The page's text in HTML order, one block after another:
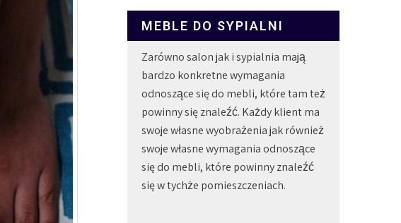
MEBLE DO SYPIALNI
Zarówno salon jak i sypialnia mają
bardzo konkretne wymagania
odnoszące się do mebli, które tam też
powinny się znaleźć. Każdy klient ma
swoje własne wyobrażenia jak również
swoje własne wymagania odnoszące
się do mebli, które powinny znaleźć
się w tychże pomieszczeniach.